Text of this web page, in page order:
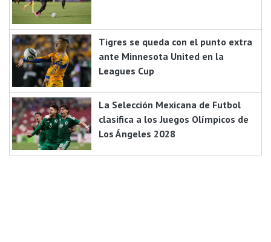
Tigres se queda con el punto extra
ante Minnesota United en la
Leagues Cup
La Selección Mexicana de Futbol
clasifica a los Juegos Olímpicos de
Los Ángeles 2028